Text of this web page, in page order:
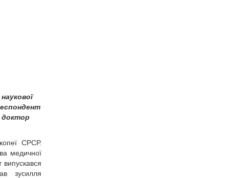
доктор
СРСР.
медичної
випускався
зусилля